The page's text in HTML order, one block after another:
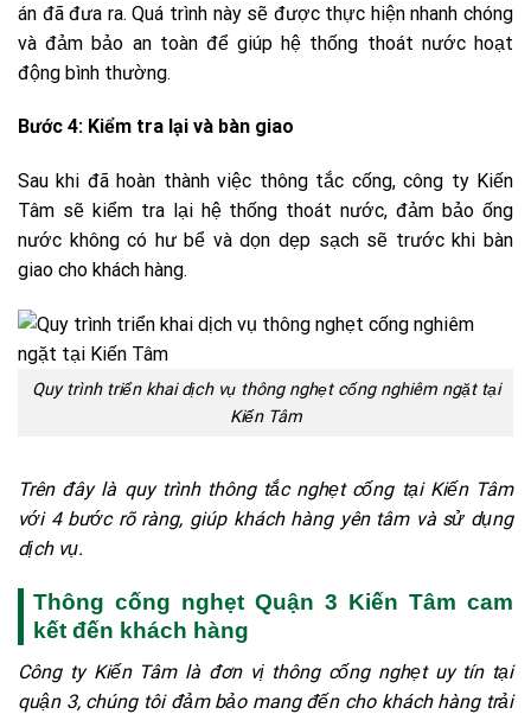
án đã đưa ra. Quá trình này sẽ được thực hiện nhanh chóng
và đảm bảo an toàn để giúp hệ thống thoát nước hoạt
động bình thường.
Bước 4: Kiểm tra lại và bàn giao
Sau khi đã hoàn thành việc thông tắc cống, công ty Kiến
Tâm sẽ kiểm tra lại hệ thống thoát nước, đảm bảo ống
nước không có hư bể và dọn dẹp sạch sẽ trước khi bàn
giao cho khách hàng.
Quy trình triển khai dịch vụ thông nghẹt cống nghiêm ngặt tại
Kiến Tâm
Trên đây là quy trình thông tắc nghẹt cống tại Kiến Tâm
với 4 bước rõ ràng, giúp khách hàng yên tâm và sử dụng
dịch vụ.
Thông cống nghẹt Quận 3 Kiến Tâm cam
kết đến khách hàng
Công ty Kiến Tâm là đơn vị thông cống nghẹt uy tín tại
quận 3, chúng tôi đảm bảo mang đến cho khách hàng trải